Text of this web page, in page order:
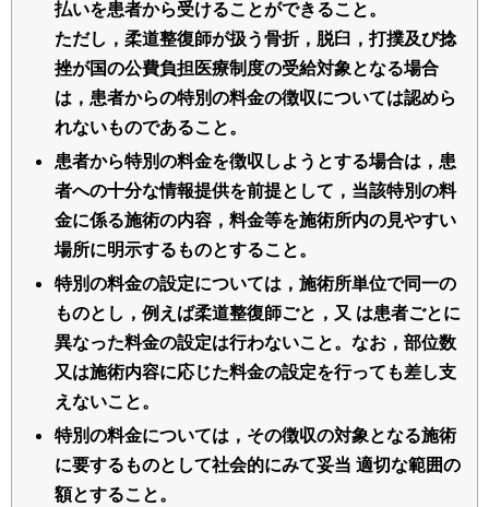
払いを患者から受けることができること。
ただし，柔道整復師が扱う骨折，脱臼，打撲及び捻
挫が国の公費負担医療制度の受給対象となる場合
は，患者からの特別の料金の徴収については認めら
れないものであること。
患者から特別の料金を徴収しようとする場合は，患
者への十分な情報提供を前提として，当該特別の料
金に係る施術の内容，料金等を施術所内の見やすい
場所に明示するものとすること。
特別の料金の設定については，施術所単位で同一の
ものとし，例えば柔道整復師ごと，又 は患者ごとに
異なった料金の設定は行わないこと。なお，部位数
又は施術内容に応じた料金の設定を行っても差し支
えないこと。
特別の料金については，その徴収の対象となる施術
に要するものとして社会的にみて妥当 適切な範囲の
額とすること。